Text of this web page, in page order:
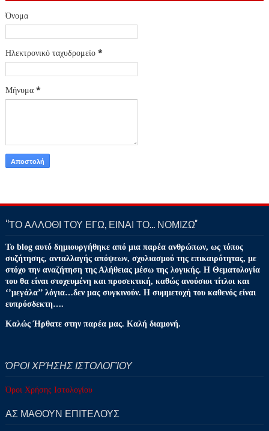
Όνομα
Ηλεκτρονικό ταχυδρομείο *
Μήνυμα *
‘’ΤΟ ΑΛΛΟΘΙ ΤΟΥ ΕΓΩ, ΕΙΝΑΙ ΤΟ… ΝΟΜΙΖΩ''
Το blog αυτό δημιουργήθηκε από μια παρέα ανθρώπων, ως τόπος
συζήτησης, ανταλλαγής απόψεων, σχολιασμού της επικαιρότητας, με
στόχο την αναζήτηση της Αλήθειας μέσω της λογικής. Η Θεματολογία
του θα είναι στοχευμένη και προσεκτική, καθώς ανούσιοι τίτλοι και
‘’μεγάλα’’ λόγια…δεν μας συγκινούν. Η συμμετοχή του καθενός είναι
ευπρόσδεκτη….
Καλώς Ήρθατε στην παρέα μας. Καλή διαμονή.
ΌΡΟΙ ΧΡΉΣΗΣ ΙΣΤΟΛΟΓΊΟΥ
Όροι Χρήσης Ιστολογίου
ΑΣ ΜΑΘΟΥΝ ΕΠΙΤΕΛΟΥΣ